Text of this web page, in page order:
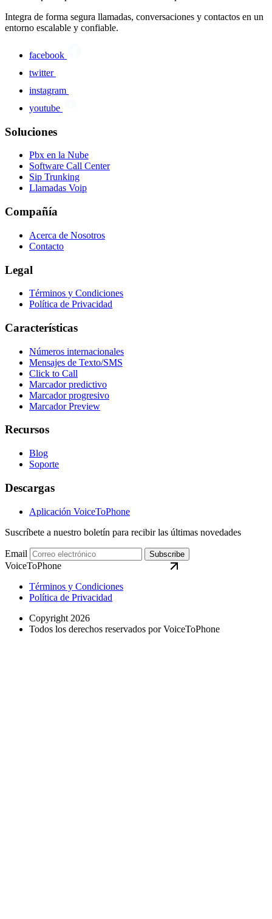
Integra de forma segura llamadas, conversaciones y contactos en un
entorno escalable y confiable.
facebook
twitter
instagram
youtube
Soluciones
Pbx en la Nube
Software Call Center
Sip Trunking
Llamadas Voip
Compañía
Acerca de Nosotros
Contacto
Legal
Términos y Condiciones
Política de Privacidad
Características
Números internacionales
Mensajes de Texto/SMS
Click to Call
Marcador predictivo
Marcador progresivo
Marcador Preview
Recursos
Blog
Soporte
Descargas
Aplicación VoiceToPhone
Suscríbete a nuestro boletín para recibir las últimas novedades
Email Subscribe
VoiceToPhone
Términos y Condiciones
Política de Privacidad
Copyright 2026
Todos los derechos reservados por VoiceToPhone